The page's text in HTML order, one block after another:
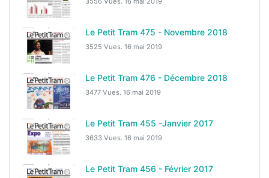
Le Petit Tram 475 - Novembre 2018
3525 Vues. 16 mai 2019
Le Petit Tram 476 - Décembre 2018
3477 Vues. 16 mai 2019
Le Petit Tram 455 -Janvier 2017
3633 Vues. 16 mai 2019
Le Petit Tram 456 - Février 2017